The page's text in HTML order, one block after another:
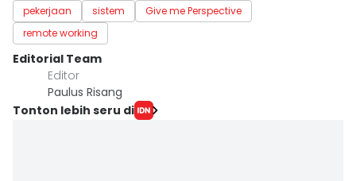
pekerjaan sistem
Give me Perspective
remote working
Editorial Team
Editor
Paulus Risang
Tonton lebih seru di